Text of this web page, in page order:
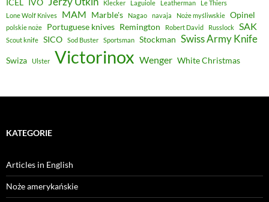
ICEL IVO Klecker Laguiole Leatherman
Le Thiers
Lone Wolf Knives
MAM Marble's Nagao navaja Noże myśliwskie Opinel
polskie noże Portuguese knives Remington Robert David Russlock SAK
Scout knife SICO Sod Buster Sportsman Stockman Swiss Army Knife
Swiza Ulster Victorinox Wenger White Christmas
KATEGORIE
Articles in English
Noże amerykańskie